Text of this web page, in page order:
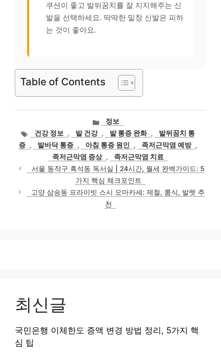
쿠션이 좋고 발뒤꿈치를 잘 지지해주는 신
발을 선택하세요. 딱딱한 밑창 신발은 피하
는 것이 좋아요.
Table of Contents
카
고
리
정보
태건강 정보 , 발 건강 , 발 통증 완화 ,
발뒤꿈치 통
증 , 발바닥 통증 , 아침 통증 원인 , 족저근막염 예방 ,
족저근막염 증상 ,
족저근막염 치료
서울 동작구 흑석동 독서실 | 24시간, 월세 완벽가이드: 5
가지 핵심 체크포인트
고양 삼송동 프라이빗 스시 오마카세: 제철, 룸식, 발렛 추
천
최신글
국민은행 이체한도 증액 변경 방법 정리, 5가지 핵
심 팁